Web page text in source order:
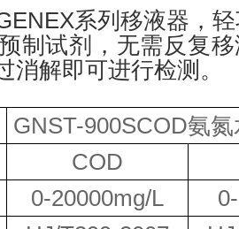
系列移液器，
制试剂，无需反复
消解即可进行检测。
GNST-900SCOD氨氮
COD
0-20000mg/L